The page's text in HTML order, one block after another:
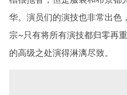
华。演员们的演技也非常出色
宗~只有将所有演技都归零再
的高级之处演得淋漓尽致。